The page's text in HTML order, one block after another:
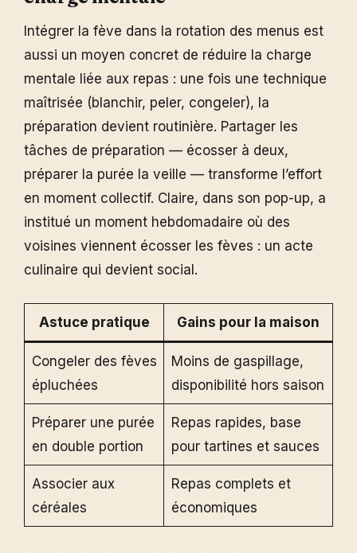
Intégrer la fève dans la rotation des menus est
aussi un moyen concret de réduire la charge
mentale liée aux repas : une fois une technique
maîtrisée (blanchir, peler, congeler), la
préparation devient routinière. Partager les
tâches de préparation — écosser à deux,
préparer la purée la veille — transforme l’effort
en moment collectif. Claire, dans son pop-up, a
institué un moment hebdomadaire où des
voisines viennent écosser les fèves : un acte
culinaire qui devient social.
Astuce pratique Gains pour la maison
Congeler des fèves
épluchées
Moins de gaspillage,
disponibilité hors saison
Préparer une purée
en double portion
Repas rapides, base
pour tartines et sauces
Associer aux
céréales
Repas complets et
économiques